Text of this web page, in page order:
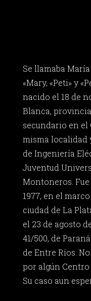
Se llamaba
«Mary, «Peti» y
nacido el 18 de
Blanca,
secundario en el
misma localidad
de Ingeniería
Juventud
Montoneros.
1977, en el
ciudad de La
el 23 de agosto
41/500, de
de Entre Ríos.
por algún
Su caso aun